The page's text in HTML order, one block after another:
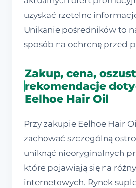
uzyskać rzetelne
Unikanie pośredników to
sposób na ochronę przed
Zakup, cena,
rekomendacje
Eelhoe Hair Oil
Przy zakupie Eelhoe Hair
zachować szczególną
uniknąć nieoryginalnych
które pojawiają się na
internetowych. Rynek